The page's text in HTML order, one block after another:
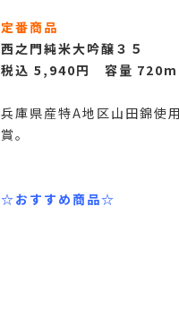
定番商品
西之門純米大吟醸３５
税込 5,940円 容量 720
兵庫県産特A地区山田錦使
賞。
☆おすすめ商品☆